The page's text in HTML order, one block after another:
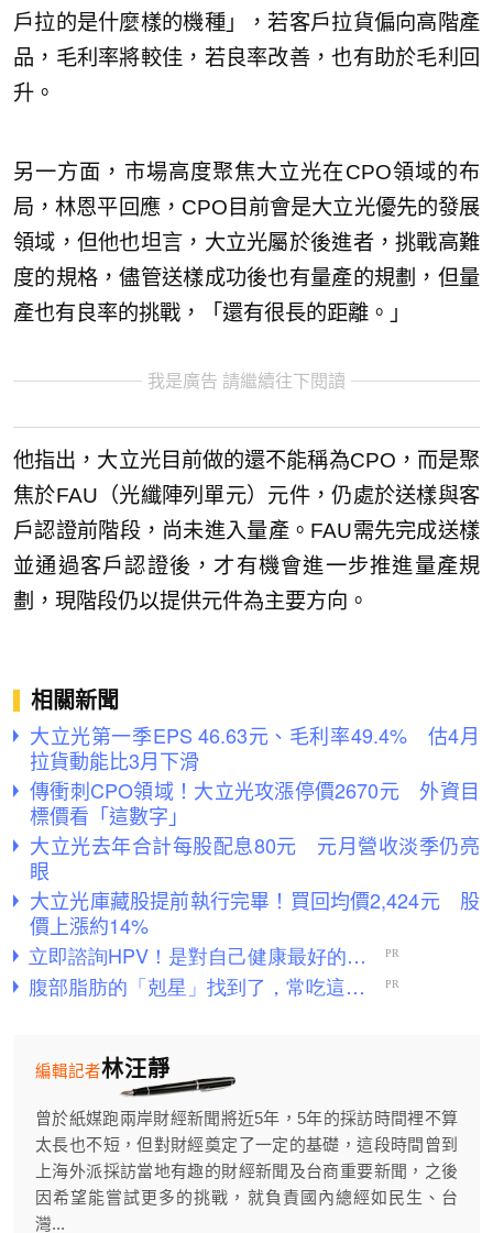
戶拉的是什麼樣的機種」，若客戶拉貨偏向高階產
品，毛利率將較佳，若良率改善，也有助於毛利回
升。
另一方面，市場高度聚焦大立光在CPO領域的布
局，林恩平回應，CPO目前會是大立光優先的發展
領域，但他也坦言，大立光屬於後進者，挑戰高難
度的規格，儘管送樣成功後也有量產的規劃，但量
產也有良率的挑戰，「還有很長的距離。」
我是廣告 請繼續往下閱讀
他指出，大立光目前做的還不能稱為CPO，而是聚
焦於FAU（光纖陣列單元）元件，仍處於送樣與客
戶認證前階段，尚未進入量產。FAU需先完成送樣
並通過客戶認證後，才有機會進一步推進量產規
劃，現階段仍以提供元件為主要方向。
相關新聞
大立光第一季EPS 46.63元、毛利率49.4% 估4月
拉貨動能比3月下滑
傳衝刺CPO領域！大立光攻漲停價2670元 外資目
標價看「這數字」
大立光去年合計每股配息80元 元月營收淡季仍亮
眼
大立光庫藏股提前執行完畢！買回均價2,424元 股
價上漲約14%
林汪靜
編輯記者
曾於紙媒跑兩岸財經新聞將近5年，5年的採訪時間裡不算
太長也不短，但對財經奠定了一定的基礎，這段時間曾到
上海外派採訪當地有趣的財經新聞及台商重要新聞，之後
因希望能嘗試更多的挑戰，就負責國內總經如民生、台
灣...